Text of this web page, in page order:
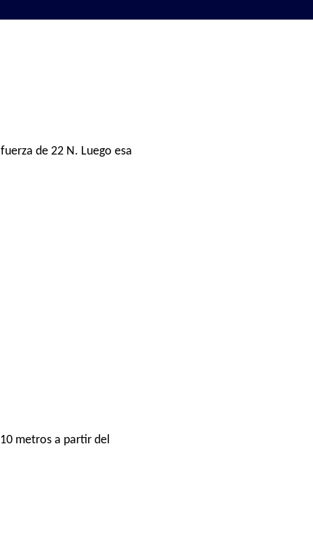
de 22 N. Luego esa
metros a partir del